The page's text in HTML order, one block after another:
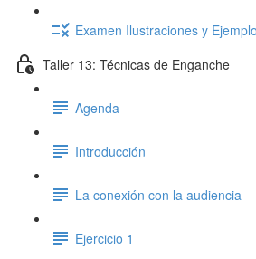
Examen Ilustraciones y
Taller 13: Técnicas de Enganche
Agenda
Introducción
La conexión con la audiencia
Ejercicio 1